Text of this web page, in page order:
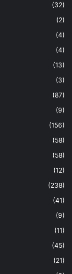
(32)
(2)
(4)
(4)
(13)
(3)
(87)
(9)
(156)
(58)
(58)
(12)
(238)
(41)
(9)
(11)
(45)
(21)